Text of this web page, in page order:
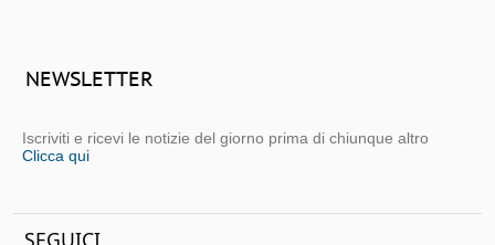
NEWSLETTER
Iscriviti e ricevi le notizie del giorno prima di chiunque altro
Clicca qui
SEGUICI